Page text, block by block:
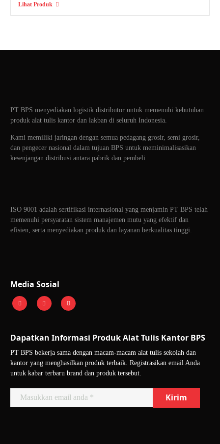
Lihat Produk
PT BPS menyediakan logistik distributor untuk memenuhi kebutuhan
produk alat tulis kantor dan lakban di seluruh Indonesia.
Kami memiliki jaringan dengan semua pedagang grosir, semi grosir,
dan pengecer nasional dalam tujuan BPS untuk meminimalisasikan
kesenjangan distribusi antara pabrik dan pembeli.
ISO 9001 adalah sertifikasi internasional yang menjamin PT BPS telah
memenuhi persyaratan sistem manajemen mutu yang efektif dan
efisien, serta menyediakan produk dan layanan berkualitas tinggi.
Media Sosial
Dapatkan Informasi Produk Alat Tulis Kantor BPS
PT BPS bekerja sama dengan macam-macam alat tulis sekolah dan
kantor yang menghasilkan produk terbaik. Registrasikan email Anda
untuk kabar terbaru brand dan produk tersebut.